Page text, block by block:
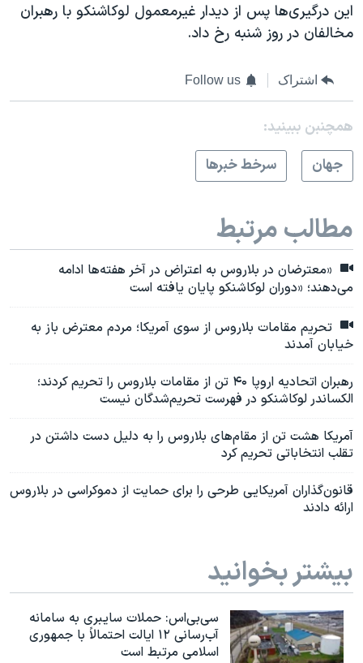
این درگیری‌ها پس از دیدار غیرمعمول لوکاشنکو با رهبران
مخالفان در روز شنبه رخ داد.
اشتراک Follow us
همچنبن ببینید:
جهان
سرخط خبرها
مطالب مرتبط
«معترضان در بلاروس به اعتراض در آخر هفته‌ها ادامه
می‌دهند؛‌ «دوران لوکاشنکو پایان یافته است
تحریم مقامات بلاروس از سوی آمریکا؛ مردم معترض باز به
خیابان آمدند
رهبران اتحادیه اروپا ۴۰ تن از مقامات بلاروس را تحریم کردند؛
الکساندر لوکاشنکو در فهرست تحریم‌شدگان نیست
آمریکا هشت تن از مقام‌های بلاروس را به دلیل دست داشتن در
تقلب انتخاباتی تحریم کرد
قانون‌گذاران آمریکایی طرحی را برای حمایت از دموکراسی در بلاروس
ارائه دادند
بیشتر بخوانید
سی‌بی‌اس: حملات سایبری به سامانه
آب‌رسانی ۱۲ ایالت احتمالاً با جمهوری
اسلامی مرتبط است